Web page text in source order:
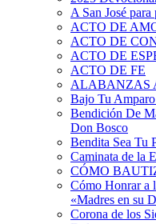
A San José para
ACTO DE
ACTO DE
ACTO DE
ACTO DE FE
ALABANZAS
Bajo Tu
Bendición De
Don Bosco
Bendita Sea Tu
Caminata de la
CÓMO
Cómo Honrar a
«Madres en su
Corona de los